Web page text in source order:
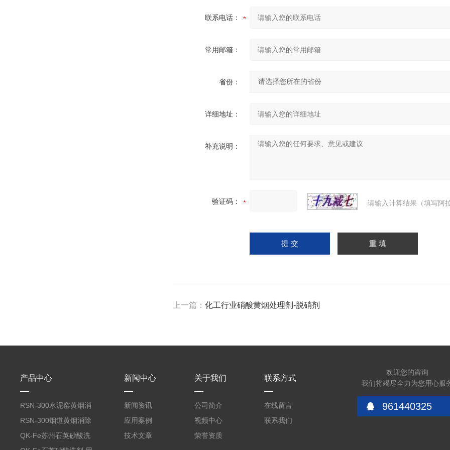
联系电话：
常用邮箱：
省份：
详细地址：
补充说明：
验证码： 请输入计算结果（填写阿
上一篇： 化工行业硝酸黄烟处理剂-脱硝剂
产品中心
RSN-300水泥窑黄烟消
除剂
RSN-300烟道黄烟消除
剂销售
QK-Fe苏州石英砂酸洗
新闻中心
新闻资讯
应用案例
技术文章
关于我们
公司简介
视频中心
荣誉资质
联系方式
在线留言
联系我们
欢迎您的咨询
我们将竭尽全力为您用心服
961440325